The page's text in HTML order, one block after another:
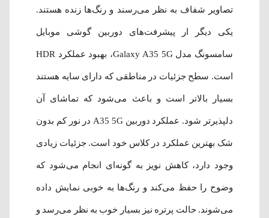
تصاویر شفاف به نظر می‌رسند و رنگ‌ها زنده هستند.
یکی دیگر ار پیشرفت‌های دوربین گوشی موبایل
سامسونگ مدل Galaxy A35 5G، بهبود عملکرد HDR
است. سطح جزئیات در مناطقی که دارای سایه هستند
بسیار بالاتر است و باعث می‌شود که تماشای آن
دلپذیرتر شود. عملکرد دوربین A35 5G در نور کم بدون
شک بهترین عملکرد در کلاس خود است. جزئیات زیادی
وجود دارد، کاهش نویز به گونه‌ای انجام می‌شود که
وضوح را حفظ می‌کند و رنگ‌ها به خوبی نمایش داده
می‌شوند. حالت پرتره نیز بسیار خوب به نظر می‌رسد و